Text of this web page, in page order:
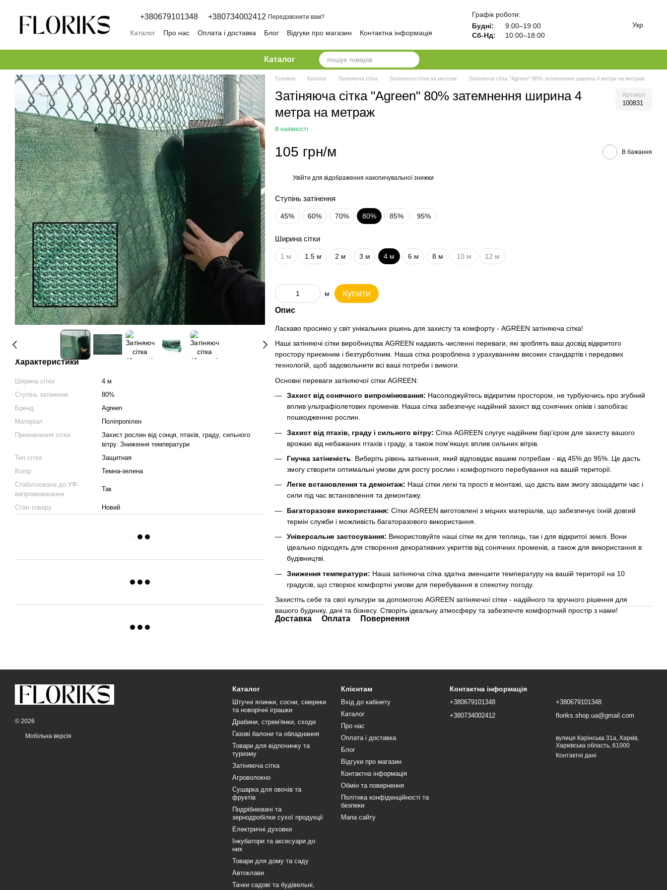
+380679101348 +380734002412 Передзвонити вам?
Каталог Про нас Оплата і доставка Блог Відгуки про магазин
Контактна інформація
Графік роботи:
Будні:
9:00–19:00
Сб-Нд:
10:00–18:00
Укр
Каталог
Характеристики
Ширина сітки
4 м
Ступінь затінення
80%
Бренд
Agreen
Матеріал
Поліпропілен
Призначення сітки
Захист рослин від сонця, птахів, граду, сильного
вітру. Зниження температури
Тип сітки
Защитная
Колір
Темна-зелена
Стабілізована до УФ-
випромінювання
Так
Стан товару Новий
Головна Каталог Затіняюча сітка Затіняюча сітка на метраж Затіняюча сітка "Agreen" 80% затемнення ширина 4 метра на метраж
Затіняюча сітка "Agreen" 80% затемнення ширина 4
метра на метраж
Артикул
100831
В наявності
105 грн/м В бажання
Увійти для відображення накопичувальної знижки
Ступінь затінення
45% 60% 70% 80% 85% 95%
Ширина сітки
1 м 1.5 м 2 м 3 м 4 м 6 м 8 м 10 м 12 м
м Купити
Опис
Ласкаво просимо у світ унікальних рішень для захисту та комфорту - AGREEN затіняюча сітка!
Наші затіняючі сітки виробництва AGREEN надають численні переваги, які зроблять ваш досвід відкритого
простору приємним і безтурботним. Наша сітка розроблена з урахуванням високих стандартів і передових
технологій, щоб задовольнити всі ваші потреби і вимоги.
Основні переваги затіняючої сітки AGREEN:
Захист від сонячного випромінювання: Насолоджуйтесь відкритим простором, не турбуючись про згубний
вплив ультрафіолетових променів. Наша сітка забезпечує надійний захист від сонячних опіків і запобігає
пошкодженню рослин.
Захист від птахів, граду і сильного вітру: Сітка AGREEN слугує надійним бар'єром для захисту вашого
врожаю від небажаних птахів і граду, а також пом'якшує вплив сильних вітрів.
Гнучка затіненість: Виберіть рівень затінення, який відповідає вашим потребам - від 45% до 95%. Це дасть
змогу створити оптимальні умови для росту рослин і комфортного перебування на вашій території.
Легке встановлення та демонтаж: Наші сітки легкі та прості в монтажі, що дасть вам змогу заощадити час і
сили під час встановлення та демонтажу.
Багаторазове використання: Сітки AGREEN виготовлені з міцних матеріалів, що забезпечує їхній довгий
термін служби і можливість багаторазового використання.
Універсальне застосування: Використовуйте наші сітки як для теплиць, так і для відкритої землі. Вони
ідеально підходять для створення декоративних укриттів від сонячних променів, а також для використання в
будівництві.
Зниження температури: Наша затіняюча сітка здатна зменшити температуру на вашій території на 10
градусів, що створює комфортні умови для перебування в спекотну погоду.
Захистіть себе та свої культури за допомогою AGREEN затіняючої сітки - надійного та зручного рішення для
вашого будинку, дачі та бізнесу. Створіть ідеальну атмосферу та забезпечте комфортний простір з нами!
Доставка Оплата Повернення
© 2026
Мобільна версія
Каталог
Штучні ялинки, сосни, смереки
та новорічні іграшки
Драбини, стрем'янки, сходи
Газові балони та обладнання
Товари для відпочинку та
туризму
Затіняюча сітка
Агроволокно
Сушарка для овочів та
фруктів
Подрібнювачі та
зернодробілки сухої продукції
Електричні духовки
Інкубатори та аксесуари до
них
Товари для дому та саду
Автоклави
Тачки садові та будівельні,
Клієнтам
Вхід до кабінету
Каталог
Про нас
Оплата і доставка
Блог
Відгуки про магазин
Контактна інформація
Обмін та повернення
Політика конфіденційності та
безпеки
Мапа сайту
Контактна інформація
+380679101348
+380734002412
+380679101348
floriks.shop.ua@gmail.com
вулиця Карінська 31а, Харків,
Харківська область, 61000
Контактні дані